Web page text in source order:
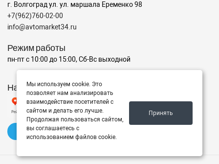
г. Волгоград ул. ул. маршала Еременко 98
+7(962)760-02-00
info@avtomarket34.ru
Режим работы
пн-пт с 10:00 до 15:00, Сб-Вс выходной
Наш рейтинг на Яндексе
✍️ Оставить отзыв
Мы используем cookie. Это
позволяет нам анализировать
взаимодействие посетителей с
сайтом и делать его лучше.
Продолжая пользоваться сайтом,
вы соглашаетесь с
использованием файлов cookie.
Принять